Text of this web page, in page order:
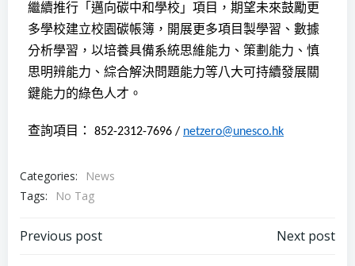
繼續推行「邁向碳中和學校」項目，期望未來鼓勵更
多學校建立校園碳帳簿，開展更多項目製學習、數據
分析學習，以培養具備系統思維能力、策劃能力、慎
思明辨能力、綜合解決問題能力等八大可持續發展關
鍵能力的綠色人才。
查詢項目： 852-2312-7696 / netzero@unesco.hk
Categories:
News
Tags:
No Tag
Previous post Next post